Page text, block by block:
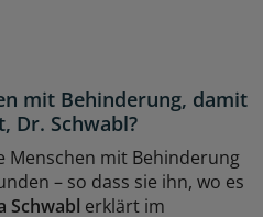
mit Behinderung, damit
Dr. Schwabl?
Menschen mit Behinderung
– so dass sie ihn, wo es
Schwabl erklärt im